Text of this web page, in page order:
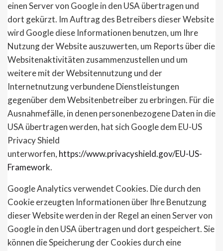
einen Server von Google in den USA übertragen und
dort gekürzt. Im Auftrag des Betreibers dieser Website
wird Google diese Informationen benutzen, um Ihre
Nutzung der Website auszuwerten, um Reports über die
Websitenaktivitäten zusammenzustellen und um
weitere mit der Websitennutzung und der
Internetnutzung verbundene Dienstleistungen
gegenüber dem Websitenbetreiber zu erbringen. Für die
Ausnahmefälle, in denen personenbezogene Daten in die
USA übertragen werden, hat sich Google dem EU-US
Privacy Shield
unterworfen, https://www.privacyshield.gov/EU-US-
Framework.
Google Analytics verwendet Cookies. Die durch den
Cookie erzeugten Informationen über Ihre Benutzung
dieser Website werden in der Regel an einen Server von
Google in den USA übertragen und dort gespeichert. Sie
können die Speicherung der Cookies durch eine